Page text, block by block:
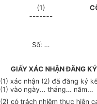
(1)
-------
Số: …
GIẤY XÁC NHẬN ĐĂNG
(1) xác nhận (2) đã đăng ký
(1) vào ngày... tháng... năm...
(2) có trách nhiệm thực hiện